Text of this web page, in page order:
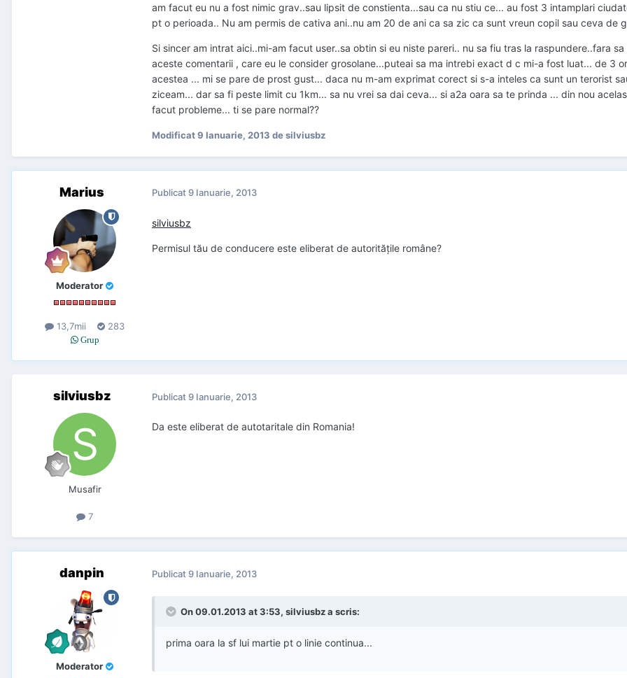
am facut eu nu a fost nimic grav..sau lipsit de constienta...sau ca nu stiu ce... au fost 3 intamplari
pt o perioada.. Nu am permis de cativa ani..nu am 20 de ani ca sa zic ca sunt vreun copil sau ceva de
Si sincer am intrat aici..mi-am facut user..sa obtin si eu niste pareri.. nu sa fiu tras la raspundere..fara
aceste comentarii , care eu le consider grosolane...puteai sa ma intrebi exact d c mi-a fost luat... de 3
acestea ... mi se pare de prost gust... daca nu m-am exprimat corect si s-a inteles ca sunt un terorist
ziceam... dar sa fi peste limit cu 1km... sa nu vrei sa dai ceva... si a2a oara sa te prinda ... din nou
facut probleme... ti se pare normal??
Modificat9 Ianuarie, 2013 de silviusbz
Marius
Moderator
13,7mii 283
Grup
Publicat9 Ianuarie, 2013
silviusbz
Permisul tău de conducere este eliberat de autoritățile române?
silviusbz
Musafir
7
Publicat9 Ianuarie, 2013
Da este eliberat de autotaritale din Romania!
danpin
Moderator
Publicat9 Ianuarie, 2013
On 09.01.2013 at 3:53, silviusbz a scris:
prima oara la sf lui martie pt o linie continua...